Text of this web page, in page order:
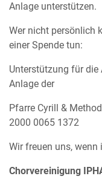
Anlage unterstützen.
Wer nicht persönlich
einer Spende tun:
Unterstützung für
Anlage der
Pfarre Cyrill &
2000 0065 1372
Wir freuen uns, wenn
Chorvereinigung